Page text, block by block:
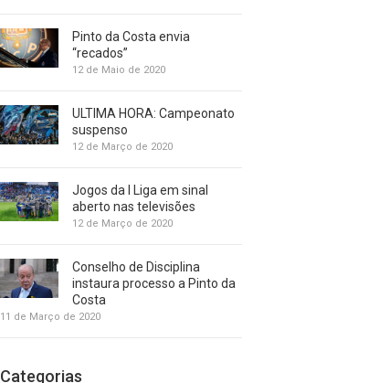
Pinto da Costa envia
“recados”
12 de Maio de 2020
ULTIMA HORA: Campeonato
suspenso
12 de Março de 2020
Jogos da I Liga em sinal
aberto nas televisões
12 de Março de 2020
Conselho de Disciplina
instaura processo a Pinto da
Costa
11 de Março de 2020
Categorias